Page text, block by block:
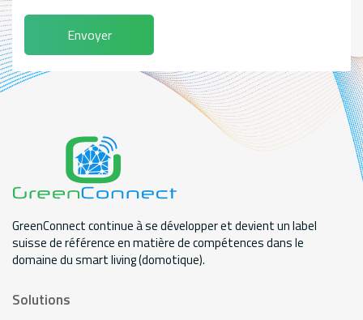
Envoyer
GreenConnect continue à se développer et devient un label
suisse de référence en matière de compétences dans le
domaine du smart living (domotique).
Solutions